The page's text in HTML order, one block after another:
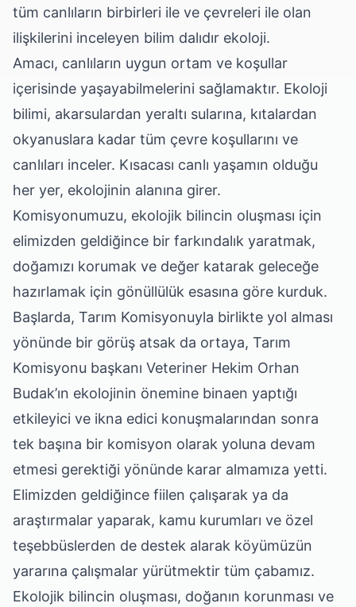
tüm canlıların birbirleri ile ve çevreleri ile olan
ilişkilerini inceleyen bilim dalıdır ekoloji.
Amacı, canlıların uygun ortam ve koşullar
içerisinde yaşayabilmelerini sağlamaktır. Ekoloji
bilimi, akarsulardan yeraltı sularına, kıtalardan
okyanuslara kadar tüm çevre koşullarını ve
canlıları inceler. Kısacası canlı yaşamın olduğu
her yer, ekolojinin alanına girer.
Komisyonumuzu, ekolojik bilincin oluşması için
elimizden geldiğince bir farkındalık yaratmak,
doğamızı korumak ve değer katarak geleceğe
hazırlamak için gönüllülük esasına göre kurduk.
Başlarda, Tarım Komisyonuyla birlikte yol alması
yönünde bir görüş atsak da ortaya, Tarım
Komisyonu başkanı Veteriner Hekim Orhan
Budak’ın ekolojinin önemine binaen yaptığı
etkileyici ve ikna edici konuşmalarından sonra
tek başına bir komisyon olarak yoluna devam
etmesi gerektiği yönünde karar almamıza yetti.
Elimizden geldiğince fiilen çalışarak ya da
araştırmalar yaparak, kamu kurumları ve özel
teşebbüslerden de destek alarak köyümüzün
yararına çalışmalar yürütmektir tüm çabamız.
Ekolojik bilincin oluşması, doğanın korunması ve